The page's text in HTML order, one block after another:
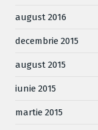
august 2016
decembrie 2015
august 2015
iunie 2015
martie 2015